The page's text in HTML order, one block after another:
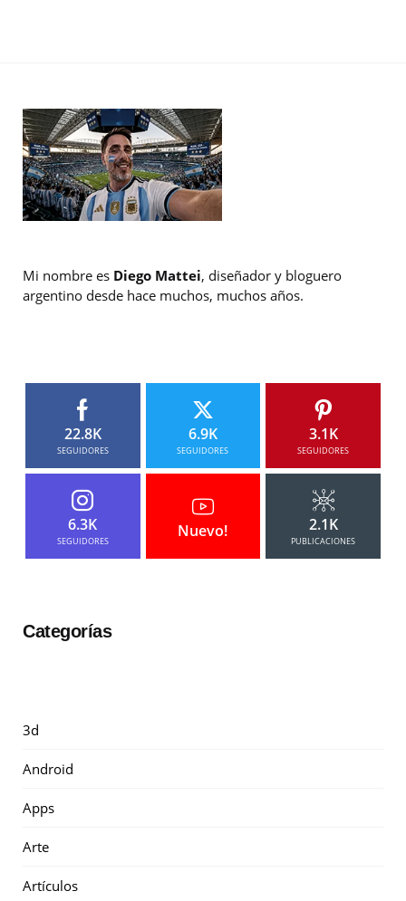
Mi nombre es Diego Mattei, diseñador y bloguero
argentino desde hace muchos, muchos años.
22.8K
SEGUIDORES
6.9K
SEGUIDORES
3.1K
SEGUIDORES
6.3K
SEGUIDORES
Nuevo! 2.1K
PUBLICACIONES
Categorías
3d
Android
Apps
Arte
Artículos